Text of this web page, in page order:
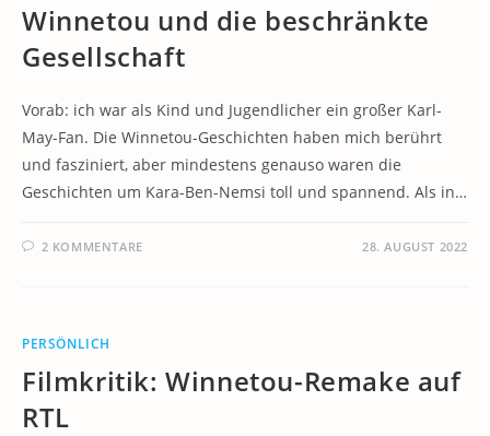
Winnetou und die beschränkte
Gesellschaft
Vorab: ich war als Kind und Jugendlicher ein großer Karl-
May-Fan. Die Winnetou-Geschichten haben mich berührt
und fasziniert, aber mindestens genauso waren die
Geschichten um Kara-Ben-Nemsi toll und spannend. Als in…
2 KOMMENTARE 28. AUGUST 2022
PERSÖNLICH
Filmkritik: Winnetou-Remake auf
RTL